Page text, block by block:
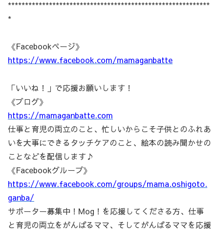
***********************************************************
*
《Facebookページ》
https://www.facebook.com/mamaganbatte
「いいね！」で応援お願いします！
《ブログ》
https://mamaganbatte.com
仕事と育児の両立のこと、忙しいからこそ子供とのふれあ
いを大事にできるタッチケアのこと、絵本の読み聞かせの
ことなどを配信します♪
《Facebookグループ》
https://www.facebook.com/groups/mama.oshigoto.
ganba/
サポーター募集中！Mog！を応援してくださる方、仕事
と育児の両立をがんばるママ、そしてがんばるママを応援